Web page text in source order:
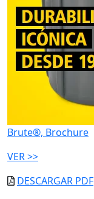
Brute®, Brochure
VER >>
DESCARGAR PDF